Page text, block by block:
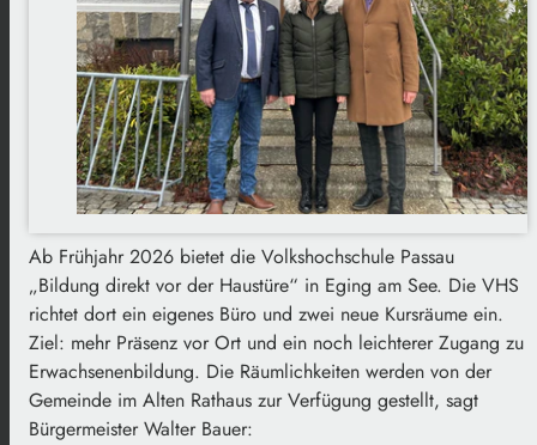
Ab Frühjahr 2026 bietet die Volkshochschule Passau
„Bildung direkt vor der Haustüre“ in Eging am See. Die VHS
richtet dort ein eigenes Büro und zwei neue Kursräume ein.
Ziel: mehr Präsenz vor Ort und ein noch leichterer Zugang zu
Erwachsenenbildung. Die Räumlichkeiten werden von der
Gemeinde im Alten Rathaus zur Verfügung gestellt, sagt
Bürgermeister Walter Bauer: